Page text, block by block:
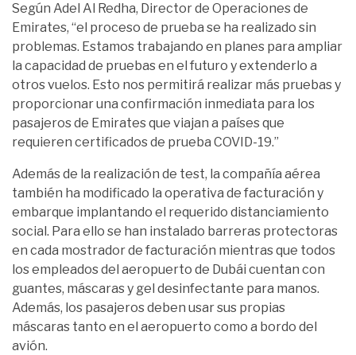
Según Adel Al Redha, Director de Operaciones de
Emirates, “el proceso de prueba se ha realizado sin
problemas. Estamos trabajando en planes para ampliar
la capacidad de pruebas en el futuro y extenderlo a
otros vuelos. Esto nos permitirá realizar más pruebas y
proporcionar una confirmación inmediata para los
pasajeros de Emirates que viajan a países que
requieren certificados de prueba COVID-19.”
Además de la realización de test, la compañía aérea
también ha modificado la operativa de facturación y
embarque implantando el requerido distanciamiento
social. Para ello se han instalado barreras protectoras
en cada mostrador de facturación mientras que todos
los empleados del aeropuerto de Dubái cuentan con
guantes, máscaras y gel desinfectante para manos.
Además, los pasajeros deben usar sus propias
máscaras tanto en el aeropuerto como a bordo del
avión.